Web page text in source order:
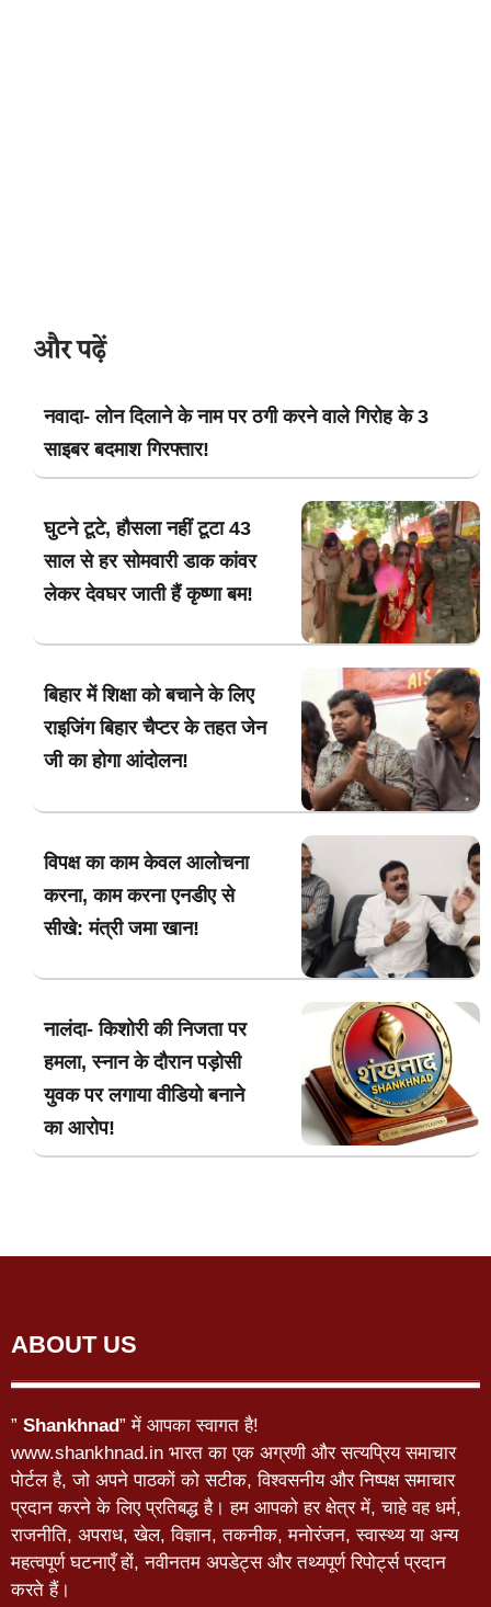
और पढ़ें
नवादा- लोन दिलाने के नाम पर ठगी करने वाले गिरोह के 3
साइबर बदमाश गिरफ्तार!
घुटने टूटे, हौसला नहीं टूटा 43
साल से हर सोमवारी डाक कांवर
लेकर देवघर जाती हैं कृष्णा बम!
बिहार में शिक्षा को बचाने के लिए
राइजिंग बिहार चैप्टर के तहत जेन
जी का होगा आंदोलन!
विपक्ष का काम केवल आलोचना
करना, काम करना एनडीए से
सीखे: मंत्री जमा खान!
नालंदा- किशोरी की निजता पर
हमला, स्नान के दौरान पड़ोसी
युवक पर लगाया वीडियो बनाने
का आरोप!
ABOUT US
” Shankhnad” में आपका स्वागत है!
www.shankhnad.in भारत का एक अग्रणी और सत्यप्रिय समाचार
पोर्टल है, जो अपने पाठकों को सटीक, विश्वसनीय और निष्पक्ष समाचार
प्रदान करने के लिए प्रतिबद्ध है। हम आपको हर क्षेत्र में, चाहे वह धर्म,
राजनीति, अपराध, खेल, विज्ञान, तकनीक, मनोरंजन, स्वास्थ्य या अन्य
महत्वपूर्ण घटनाएँ हों, नवीनतम अपडेट्स और तथ्यपूर्ण रिपोर्ट्स प्रदान
करते हैं।